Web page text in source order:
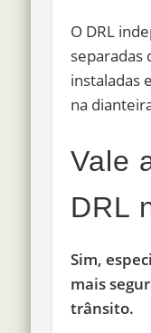
O DRL
separadas
instaladas
na
Vale
DRL
Sim,
mais
trânsito.